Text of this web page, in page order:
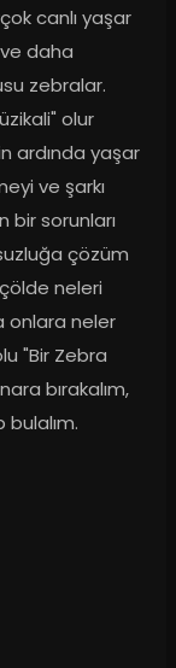
canlı yaşar
daha
zebralar.
olur
ardında yaşar
ve şarkı
bir sorunları
çözüm
neleri
onlara neler
"Bir Zebra
bırakalım,